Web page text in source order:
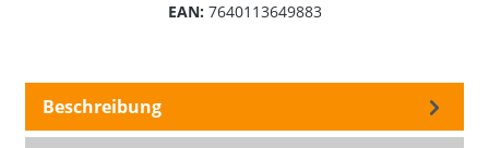
EAN: 7640113649883
Beschreibung